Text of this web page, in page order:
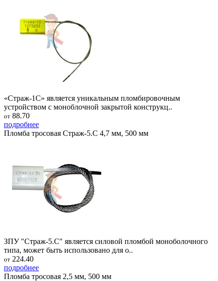
«Страж-1С» является уникальным пломбировочным
устройством с моноблочной закрытой конструкц..
от 88.70
подробнее
Пломба тросовая Страж-5.С 4,7 мм, 500 мм
ЗПУ "Страж-5.С" является силовой пломбой моноболочного
типа, может быть использовано для о..
от 224.40
подробнее
Пломба тросовая 2,5 мм, 500 мм